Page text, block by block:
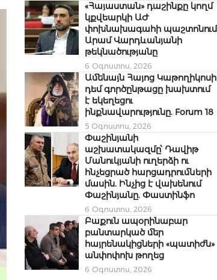
«Հայաստան» դաշինքը կողմ
կքվեարկի ԱԺ
փոխնախագահի պաշտոնում
Արամ Վարդևանյանի
թեկնածությանը
6 Օգոստոս, 2026
Ամենայն Հայոց Կաթողիկոսի
դեմ գործընթացը խախտում
է եկեղեցու
ինքնավարությունը. Forum 18
5 Օգոստոս, 2026
Փաշինյանի
աշխատակազմը՝ Դավիթ
Մանուկյանի ուղերձի ու
հնչեցրած հարցադրումների
մասին. Ինչից է վախենում
Փաշինյանը. Փաստինֆո
6 Օգոստոս, 2026
Բաքուն ապօրինաբար
բանտարկած մեր
հայրենակիցների «պատիժն»
անփոփոխ թողեց
6 Օգոստոս, 2026